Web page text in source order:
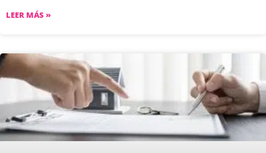
LEER MÁS »